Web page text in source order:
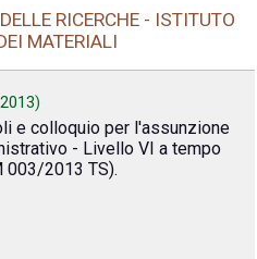
RICERCHE - ISTITUTO
MATERIALI
)
e colloquio per l'assunzione
- Livello VI a tempo
003/2013 TS).